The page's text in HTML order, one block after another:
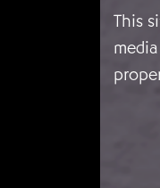
This